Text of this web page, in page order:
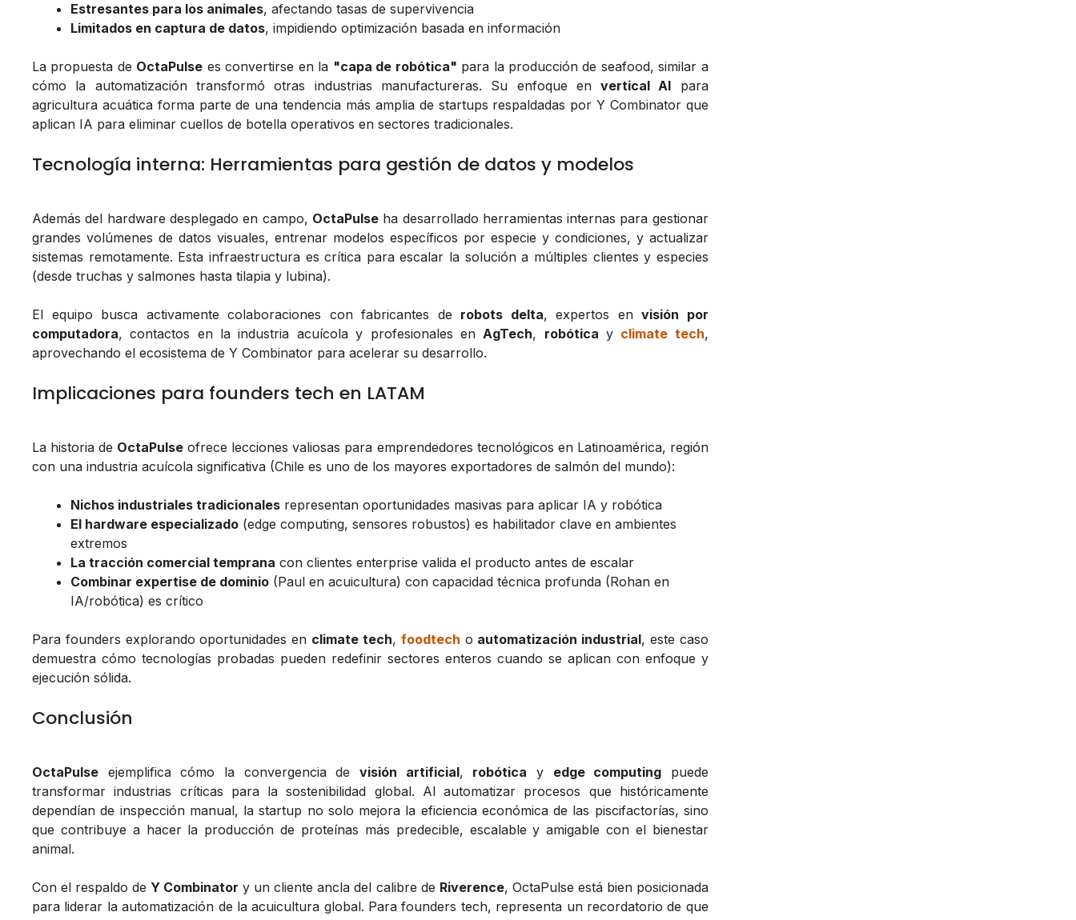
Estresantes para los animales, afectando tasas de supervivencia
Limitados en captura de datos, impidiendo optimización basada en información
La propuesta de OctaPulse es convertirse en la "capa de robótica" para la producción de seafood, similar a
cómo la automatización transformó otras industrias manufactureras. Su enfoque envertical AI para
agricultura acuática forma parte de una tendencia más amplia de startups respaldadas por Y Combinator que
aplican IA para eliminar cuellos de botella operativos en sectores tradicionales.
Tecnología interna: Herramientas para gestión de datos y modelos
Además del hardware desplegado en campo, OctaPulseha desarrollado herramientas internas para gestionar
grandes volúmenes de datos visuales, entrenar modelos específicos por especie y condiciones, y actualizar
sistemas remotamente. Esta infraestructura es crítica para escalar la solución a múltiples clientes y especies
(desde truchas y salmones hasta tilapia y lubina).
El equipo busca activamente colaboraciones con fabricantes de robots delta, expertos envisión por
computadora, contactos en la industria acuícola y profesionales enAgTech, robótica y climate tech,
aprovechando el ecosistema de Y Combinator para acelerar su desarrollo.
Implicaciones para founders tech en LATAM
La historia de OctaPulse ofrece lecciones valiosas para emprendedores tecnológicos en Latinoamérica, región
con una industria acuícola significativa (Chile es uno de los mayores exportadores de salmón del mundo):
Nichos industriales tradicionales representan oportunidades masivas para aplicar IA y robótica
El hardware especializado (edge computing, sensores robustos) es habilitador clave en ambientes
extremos
La tracción comercial temprana con clientes enterprise valida el producto antes de escalar
Combinar expertise de dominio (Paul en acuicultura) con capacidad técnica profunda (Rohan en
IA/robótica) es crítico
Para founders explorando oportunidades en climate tech, foodtech o automatización industrial, este caso
demuestra cómo tecnologías probadas pueden redefinir sectores enteros cuando se aplican con enfoque y
ejecución sólida.
Conclusión
OctaPulse ejemplifica cómo la convergencia de visión artificial, robótica y edge computing puede
transformar industrias críticas para la sostenibilidad global. Al automatizar procesos que históricamente
dependían de inspección manual, la startup no solo mejora la eficiencia económica de las piscifactorías, sino
que contribuye a hacer la producción de proteínas más predecible, escalable y amigable con el bienestar
animal.
Con el respaldo de Y Combinator y un cliente ancla del calibre de Riverence, OctaPulse está bien posicionada
para liderar la automatización de la acuicultura global. Para founders tech, representa un recordatorio de que